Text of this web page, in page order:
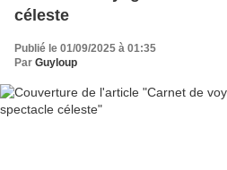
céleste
Publié le 01/09/2025 à 01:35
Par Guyloup